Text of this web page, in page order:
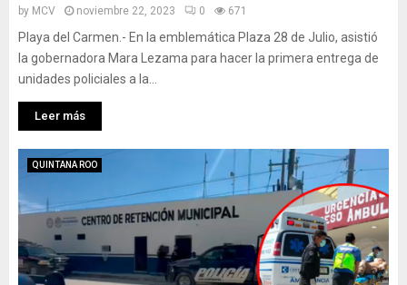
by MCV noviembre 22, 2023 0 671
Playa del Carmen.- En la emblemática Plaza 28 de Julio, asistió
la gobernadora Mara Lezama para hacer la primera entrega de
unidades policiales a la...
Leer más
QUINTANA ROO